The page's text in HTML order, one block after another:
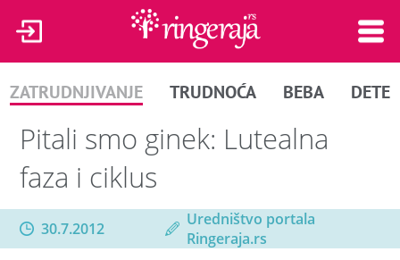
ZATRUDNJIVANJE TRUDNOĆA BEBA DETE
Pitali smo ginek: Lutealna
faza i ciklus
30.7.2012
Uredništvo portala
Ringeraja.rs